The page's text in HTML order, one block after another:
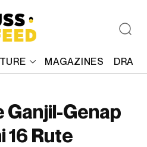
MAGAZINES
Ganjil-Genap
16 Rute